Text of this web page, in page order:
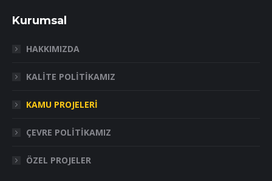
Kurumsal
HAKKIMIZDA
KALİTE POLİTİKAMIZ
KAMU PROJELERİ
ÇEVRE POLİTİKAMIZ
ÖZEL PROJELER